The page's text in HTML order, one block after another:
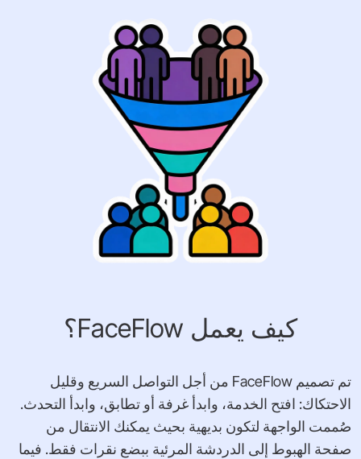
كيف يعمل FaceFlow؟
تم تصميم FaceFlow من أجل التواصل السريع وقليل
الاحتكاك: افتح الخدمة، وابدأ غرفة أو تطابق، وابدأ التحدث.
صُممت الواجهة لتكون بديهية بحيث يمكنك الانتقال من
صفحة الهبوط إلى الدردشة المرئية ببضع نقرات فقط. فيما